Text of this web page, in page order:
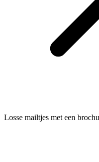
Losse mailtjes met een